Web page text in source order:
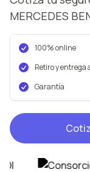
MERCEDES
100% online
Retiro y entrega
Garantía